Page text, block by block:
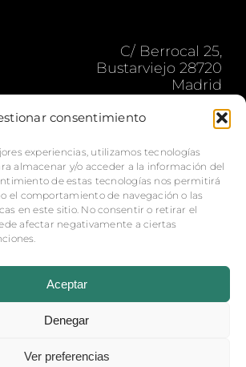
consentimiento
experiencias, utilizamos tecnologías
almacenar y/o acceder a la información del
de estas tecnologías nos permitirá
el comportamiento de navegación o las
en este sitio. No consentir o retirar el
afectar negativamente a ciertas
Aceptar
Denegar
Ver preferencias
C/ Berrocal 25,
Bustarviejo 28720
Madrid
secossequitos@gmail.com
Lun-Vier: 9:00 – 18:00 h.
S.C.